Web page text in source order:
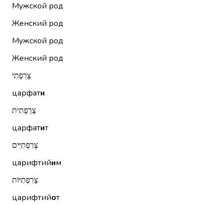
Мужской род
Женский род
Мужской род
Женский род
צָרְפָתִי
царфати
צָרְפָתִית
царфатит
צָרִפְתִיִּים
царифтийим
צָרִפְתִיּוֹת
царифтийот